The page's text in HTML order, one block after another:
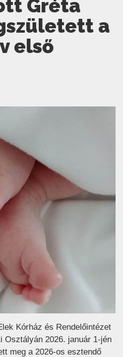
Gréta
a
első
Kórház és Rendelőintézet
Osztályán 2026. január 1-jén
meg a 2026-os esztendő